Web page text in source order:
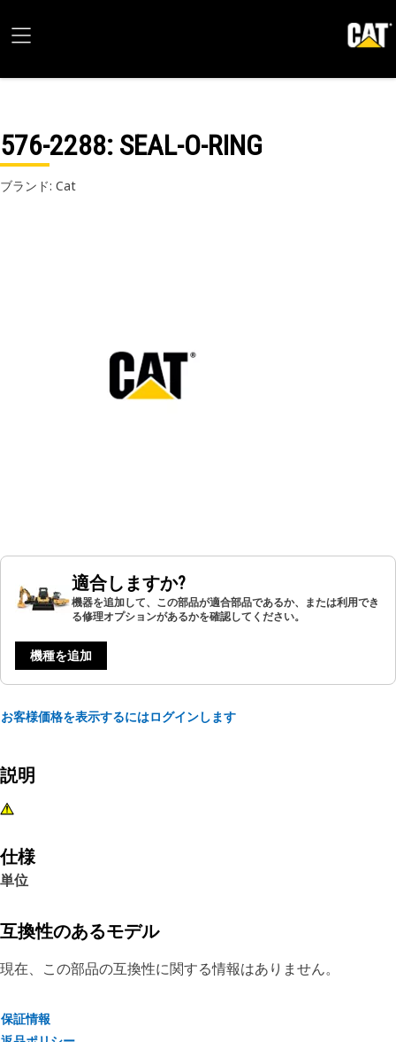
576-2288: SEAL-O-RING
ブランド: Cat
適合しますか?
機器を追加して、この部品が適合部品であるか、または利用でき
る修理オプションがあるかを確認してください。
機種を追加
お客様価格を表示するにはログインします
説明
仕様
単位
互換性のあるモデル
現在、この部品の互換性に関する情報はありません。
保証情報